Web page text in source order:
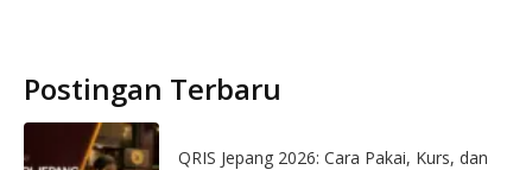
Postingan Terbaru
QRIS Jepang 2026: Cara Pakai, Kurs, dan